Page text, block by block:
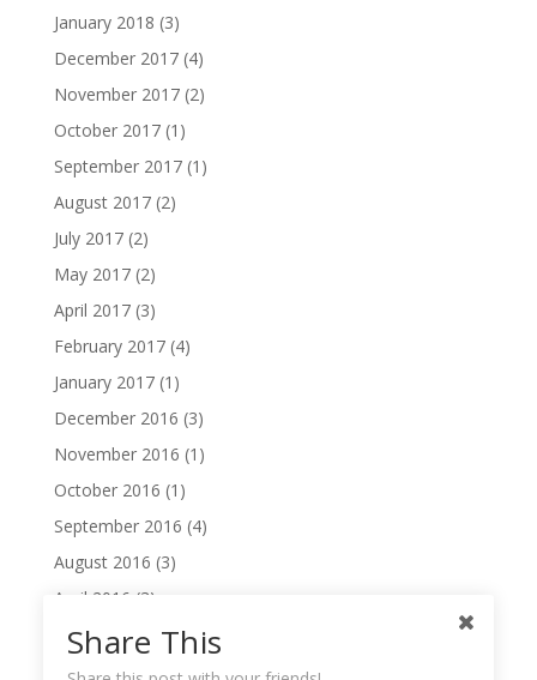
January 2018 (3)
December 2017(4)
November 2017(2)
October 2017(1)
September 2017(1)
August 2017(2)
July 2017(2)
May 2017(2)
April 2017(3)
February 2017(4)
January 2017(1)
December 2016 (3)
November 2016 (1)
October 2016 (1)
September 2016 (4)
August 2016 (3)
April 2016 (3)
February 2016(1)
January 2016(1)
Share This